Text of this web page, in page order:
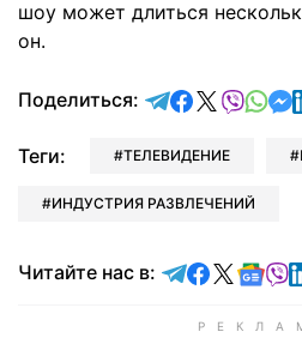
шоу может длиться
он.
Поделиться: отправить в
Теги: ТЕЛЕВИДЕНИЕ
ИНДУСТРИЯ РАЗВЛЕЧЕНИЙ
Читайте нас в: Читайте в
Читайте